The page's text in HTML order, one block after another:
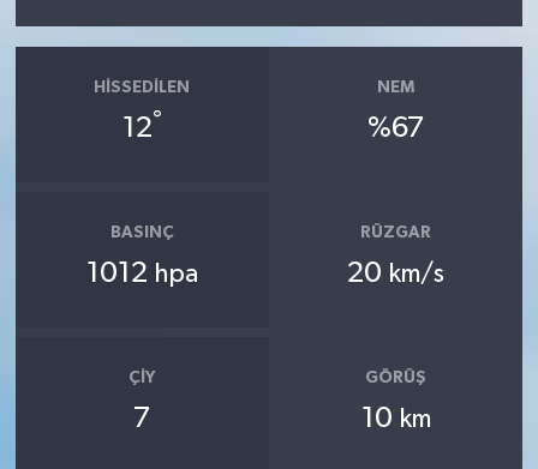
HISSEDILEN
12°
NEM
%67
BASINÇ
1012 hpa
RÜZGAR
20 km/s
ÇIY
7
GÖRÜŞ
10 km